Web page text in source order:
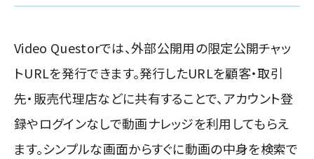
Video Questorでは、外部公開用の限定公開チャッ
トURLを発行できます。発行したURLを顧客・取引
先・販売代理店などに共有することで、アカウント登
録やログインなしで動画ナレッジを利用してもらえ
ます。シンプルな画面からすぐに動画の中身を検索で